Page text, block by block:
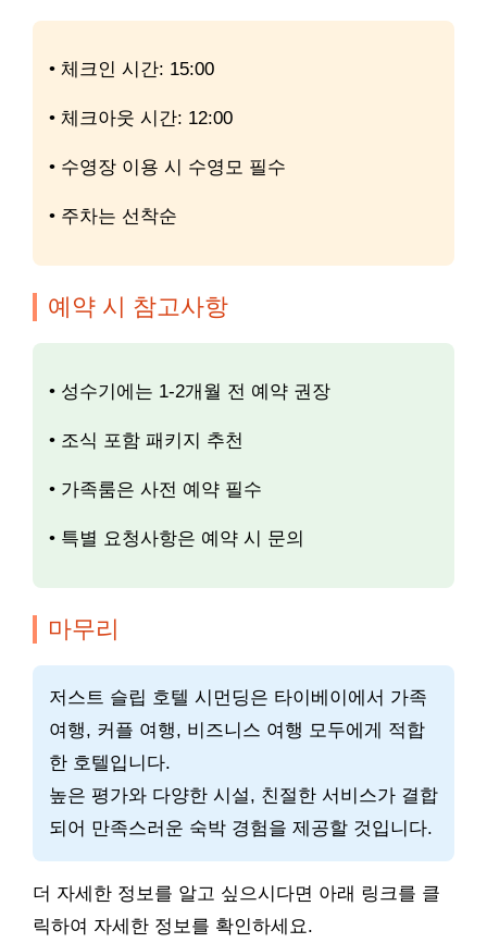
• 체크인 시간: 15:00
• 체크아웃 시간: 12:00
• 수영장 이용 시 수영모 필수
• 주차는 선착순
예약 시 참고사항
• 성수기에는 1-2개월 전 예약 권장
• 조식 포함 패키지 추천
• 가족룸은 사전 예약 필수
• 특별 요청사항은 예약 시 문의
마무리
저스트 슬립 호텔 시먼딩은 타이베이에서 가족
여행, 커플 여행, 비즈니스 여행 모두에게 적합
한 호텔입니다.
높은 평가와 다양한 시설, 친절한 서비스가 결합
되어 만족스러운 숙박 경험을 제공할 것입니다.
더 자세한 정보를 알고 싶으시다면 아래 링크를 클
릭하여 자세한 정보를 확인하세요.